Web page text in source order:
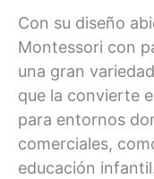
Con su diseño
Montessori con
una gran
que la convierte
para entornos
comerciales,
educación